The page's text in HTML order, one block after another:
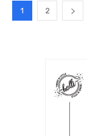
1 2